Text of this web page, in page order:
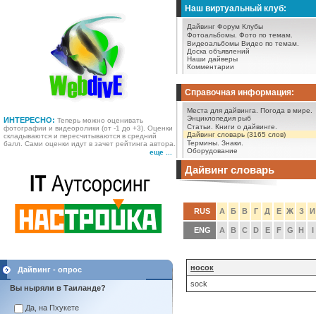
ИНТЕРЕСНО: Теперь можно оценивать
фотографии и видеоролики (от -1 до +3). Оценки
складываются и пересчитываются в средний
балл. Сами оценки идут в зачет рейтинга автора.
еще ...
Наш виртуальный клуб:
Дайвинг Форум Клубы
Фотоальбомы. Фото по темам.
Видеоальбомы Видео по темам.
Доска объявлений
Наши дайверы
Комментарии
Справочная информация:
Места для дайвинга.
Погода в мире.
Энциклопедия рыб
Статьи.
Книги о дайвинге.
Дайвинг словарь (3165 слов)
Термины. Знаки.
Оборудование
Дайвинг - опрос
Вы ныряли в Таиланде?
Да, на Пхукете
Дайвинг словарь
RUS А Б В Г Д Е Ж З И
ENG A B C D E F G H I
носок
sock